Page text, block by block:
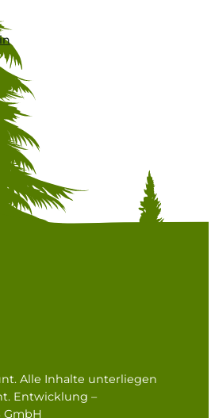
Alle Inhalte unterliegen
Entwicklung –